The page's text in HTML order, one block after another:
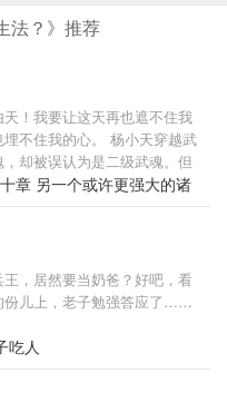
法？》推荐
！我要让这天再也遮不住我
不住我的心。 杨小天穿越武
却被误认为是二级武魂。但
长速度，不断刷新世人的认
无敌》还不错的话请不要忘
朋友推荐哦！
章 另一个或许更强大的诸
，居然要当奶爸？好吧，看
份儿上，老子勉强答应了……
吃人